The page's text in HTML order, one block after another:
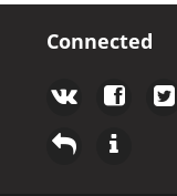
Connected